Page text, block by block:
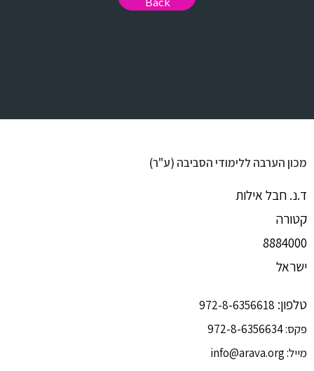
מכון הערבה ללימודי הסביבה (ע"ר)
ד.נ. חבל אילות
קטורה
8884000
ישראל
טלפון: 972-8-6356618
פקס:972-8-6356634
מייל:info@arava.org